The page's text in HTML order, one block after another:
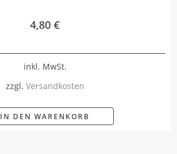
4,80 €
inkl. MwSt.
zzgl. Versandkosten
IN DEN WARENKORB